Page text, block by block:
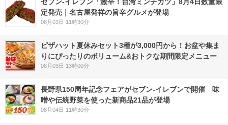
定発売｜名古屋発祥の旨辛グルメが登場
08月03日 11時30分
ピザハット夏休みセット3種が3,000円から！お盆や集ま
りにぴったりのボリューム&おトクな期間限定メニュー
08月03日 13時00分
長野県150周年記念フェアがセブン-イレブンで開催 味
噌や伝統野菜を使った新商品21品が登場
08月04日 11時30分